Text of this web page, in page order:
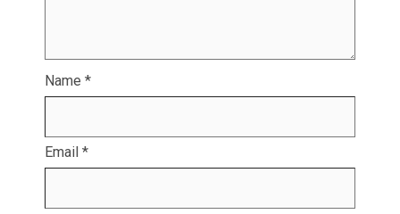
Name *
Email *